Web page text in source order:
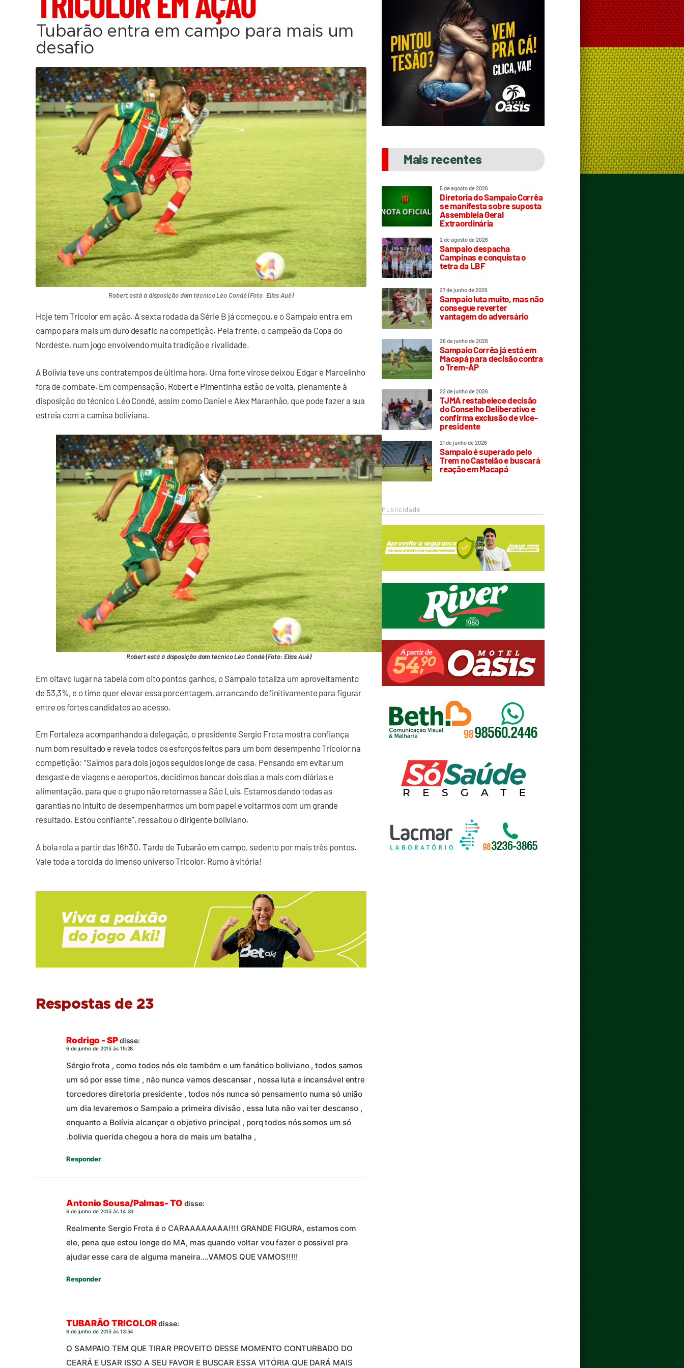
Tubarão entra em campo para mais um
desafio
Robert está à disposição dom técnico Léo Condé (Foto: Elias Auê)
Hoje tem Tricolor em ação. A sexta rodada da Série B já começou, e o Sampaio entra em
campo para mais um duro desafio na competição. Pela frente, o campeão da Copa do
Nordeste, num jogo envolvendo muita tradição e rivalidade.
A Bolívia teve uns contratempos de última hora. Uma forte virose deixou Edgar e Marcelinho
fora de combate. Em compensação, Robert e Pimentinha estão de volta, plenamente à
disposição do técnico Léo Condé, assim como Daniel e Alex Maranhão, que pode fazer a sua
estreia com a camisa boliviana.
Robert está à disposição dom técnico Léo Condé (Foto: Elias Auê)
Em oitavo lugar na tabela com oito pontos ganhos, o Sampaio totaliza um aproveitamento
de 53,3%, e o time quer elevar essa porcentagem, arrancando definitivamente para figurar
entre os fortes candidatos ao acesso.
Em Fortaleza acompanhando a delegação, o presidente Sergio Frota mostra confiança
num bom resultado e revela todos os esforços feitos para um bom desempenho Tricolor na
competição: “Saímos para dois jogos seguidos longe de casa. Pensando em evitar um
desgaste de viagens e aeroportos, decidimos bancar dois dias a mais com diárias e
alimentação, para que o grupo não retornasse a São Luís. Estamos dando todas as
garantias no intuito de desempenharmos um bom papel e voltarmos com um grande
resultado. Estou confiante”, ressaltou o dirigente boliviano.
A bola rola a partir das 16h30. Tarde de Tubarão em campo, sedento por mais três pontos.
Vale toda a torcida do imenso universo Tricolor. Rumo à vitória!
Respostas de 23
Rodrigo - SPdisse:
6 de junho de 2015 às 15:28
Sérgio frota , como todos nós ele também e um fanático boliviano , todos samos
um só por esse time , não nunca vamos descansar , nossa luta e incansável entre
torcedores diretoria presidente , todos nós nunca só pensamento numa só união
um dia levaremos o Sampaio a primeira divisão , essa luta não vai ter descanso ,
enquanto a Bolívia alcançar o objetivo principal , porq todos nós somos um só
.bolivia querida chegou a hora de mais um batalha ,
Responder
Antonio Sousa/Palmas- TO disse:
6 de junho de 2015 às 14:33
Realmente Sergio Frota é o CARAAAAAAAA!!!! GRANDE FIGURA, estamos com
ele, pena que estou longe do MA, mas quando voltar vou fazer o possivel pra
ajudar esse cara de alguma maneira….VAMOS QUE VAMOS!!!!!
Responder
TUBARÃO TRICOLORdisse:
6 de junho de 2015 às 13:54
O SAMPAIO TEM QUE TIRAR PROVEITO DESSE MOMENTO CONTURBADO DO
CEARÁ E USAR ISSO A SEU FAVOR E BUSCAR ESSA VITÓRIA QUE DARÁ MAIS
Mais recentes
5 de agosto de 2026
Diretoria do Sampaio Corrêa
se manifesta sobre suposta
Assembleia Geral
Extraordinária
2 de agosto de 2026
Sampaio despacha
Campinas e conquista o
tetra da LBF
27 de junho de 2026
Sampaio luta muito, mas não
consegue reverter
vantagem do adversário
26 de junho de 2026
Sampaio Corrêa já está em
Macapá para decisão contra
o Trem-AP
22 de junho de 2026
TJMA restabelece decisão
do Conselho Deliberativo e
confirma exclusão de vice-
presidente
21 de junho de 2026
Sampaio é superado pelo
Trem no Castelão e buscará
reação em Macapá
Publicidade